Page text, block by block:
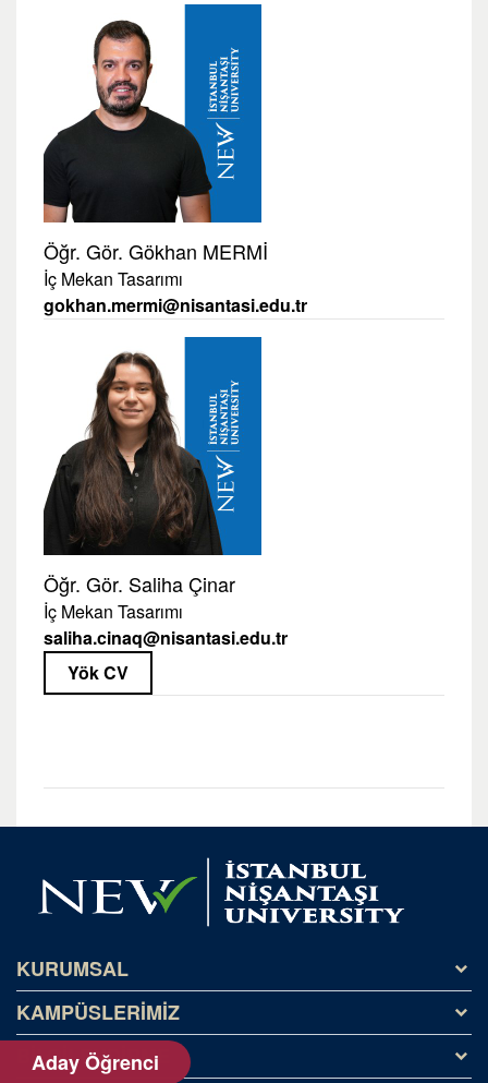
Öğr. Gör. Gökhan MERMİ
İç Mekan Tasarımı
gokhan.mermi@nisantasi.edu.tr
Öğr. Gör. Saliha Çinar
İç Mekan Tasarımı
saliha.cinaq@nisantasi.edu.tr
Yök CV
KURUMSAL
Tarihçe
Misyon ve Vizyon
KAMPÜSLERİMİZ
Kağıthane Kampüsü
BİLGİLENDİRME
Aday Öğrenci